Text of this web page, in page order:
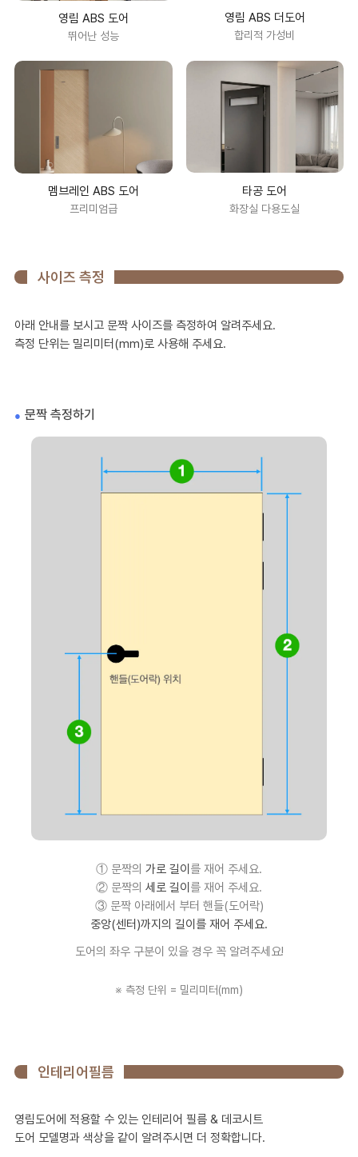
영림 ABS 도어
뛰어난 성능
영림 ABS 더도어
합리적 가성비
멤브레인 ABS 도어
프리미엄급
타공 도어
화장실 다용도실
사이즈 측정
아래 안내를 보시고 문짝 사이즈를 측정하여 알려주세요.
측정 단위는 밀리미터(mm)로 사용해 주세요.
문짝 측정하기
① 문짝의 가로 길이 를 재어 주세요.
② 문짝의 세로 길이 를 재어 주세요.
③ 문짝 아래에서 부터 핸들(도어락)
중앙(센터)까지의 길이를 재어 주세요.
도어의 좌우 구분이 있을 경우 꼭 알려주세요!
※ 측정 단위 = 밀리미터(mm)
인테리어필름
영림도어에 적용할 수 있는 인테리어 필름 & 데코시트
도어 모델명과 색상을 같이 알려주시면 더 정확합니다.